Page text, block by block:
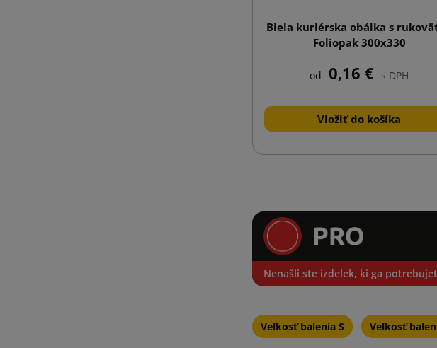
Biela kuriérska obálka s
Foliopak 300x330
od 0,16 € s DPH
Vložiť do košíka
Nenašli ste izdelek, ki ga
Veľkosť balenia S Veľkosť